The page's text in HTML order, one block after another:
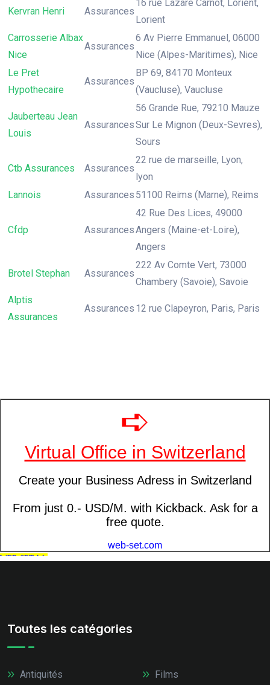
Kervran Henri Assurances
16 rue Lazare Carnot, Lorient,
Lorient
Carrosserie Albax
Nice
Assurances
6 Av Pierre Emmanuel, 06000
Nice (Alpes-Maritimes), Nice
Le Pret
Hypothecaire
Assurances
BP 69, 84170 Monteux
(Vaucluse), Vaucluse
Jauberteau Jean
Louis
Assurances
56 Grande Rue, 79210 Mauze
Sur Le Mignon (Deux-Sevres),
Sours
Ctb Assurances Assurances
22 rue de marseille, Lyon,
lyon
Lannois
Assurances 51100 Reims (Marne), Reims
Cfdp Assurances
42 Rue Des Lices, 49000
Angers (Maine-et-Loire),
Angers
Brotel Stephan Assurances
222 Av Comte Vert, 73000
Chambery (Savoie), Savoie
Alptis
Assurances
Assurances 12 rue Clapeyron, Paris, Paris
Toutes les catégories
Antiquités
Films